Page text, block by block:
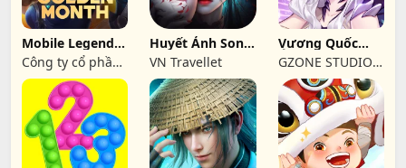
Mobile Legends:
Bang Bang FT
Công ty cổ phần
phát triển công
nghệ số Hồng Hà
Huyết Ảnh Song
Sinh-Travellet
VN Travellet
Vương Quốc
Ánh Sáng -
Gzone
GZONE STUDIO
JSC